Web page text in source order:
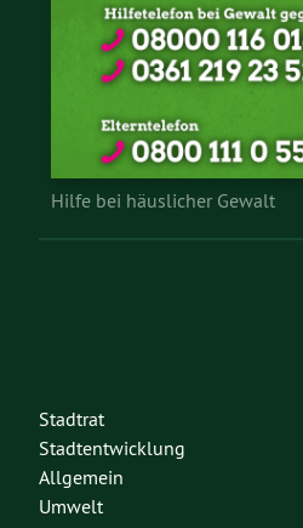
Hilfe bei häuslicher Gewalt
Stadtrat
Stadtentwicklung
Allgemein
Umwelt